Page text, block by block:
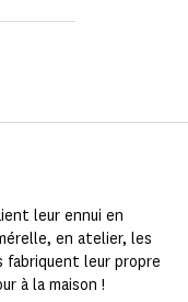
leur ennui en
en atelier, les
fabriquent leur propre
à la maison !